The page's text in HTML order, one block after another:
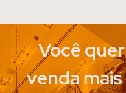
Você
venda